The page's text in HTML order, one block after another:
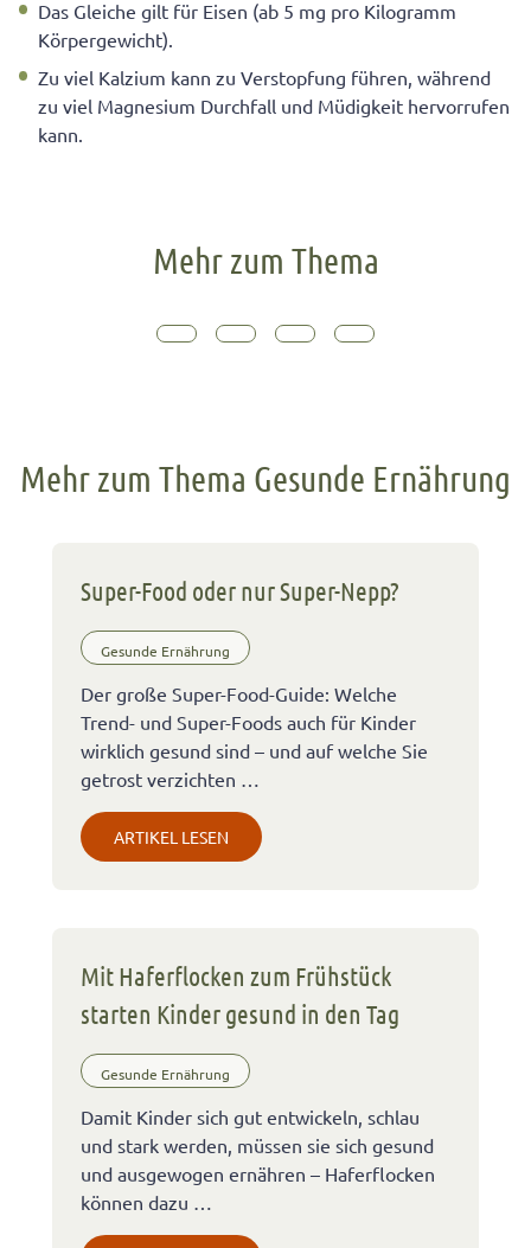
Das Gleiche gilt für Eisen (ab 5 mg pro Kilogramm
Körpergewicht).
Zu viel Kalzium kann zu Verstopfung führen, während
zu viel Magnesium Durchfall und Müdigkeit hervorrufen
kann.
Mehr zum Thema
Mehr zum Thema Gesunde Ernährung
Super-Food oder nur Super-Nepp?
Gesunde Ernährung
Der große Super-Food-Guide: Welche
Trend- und Super-Foods auch für Kinder
wirklich gesund sind – und auf welche Sie
getrost verzichten …
ARTIKEL LESEN
Mit Haferflocken zum Frühstück
starten Kinder gesund in den Tag
Gesunde Ernährung
Damit Kinder sich gut entwickeln, schlau
und stark werden, müssen sie sich gesund
und ausgewogen ernähren – Haferflocken
können dazu …